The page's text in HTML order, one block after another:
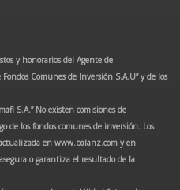
y honorarios del Agente de
Comunes de Inversión S.A.U” y de los
S.A.” No existen comisiones de
de los fondos comunes de inversión. Los
en www.balanz.com y en
o garantiza el resultado de la